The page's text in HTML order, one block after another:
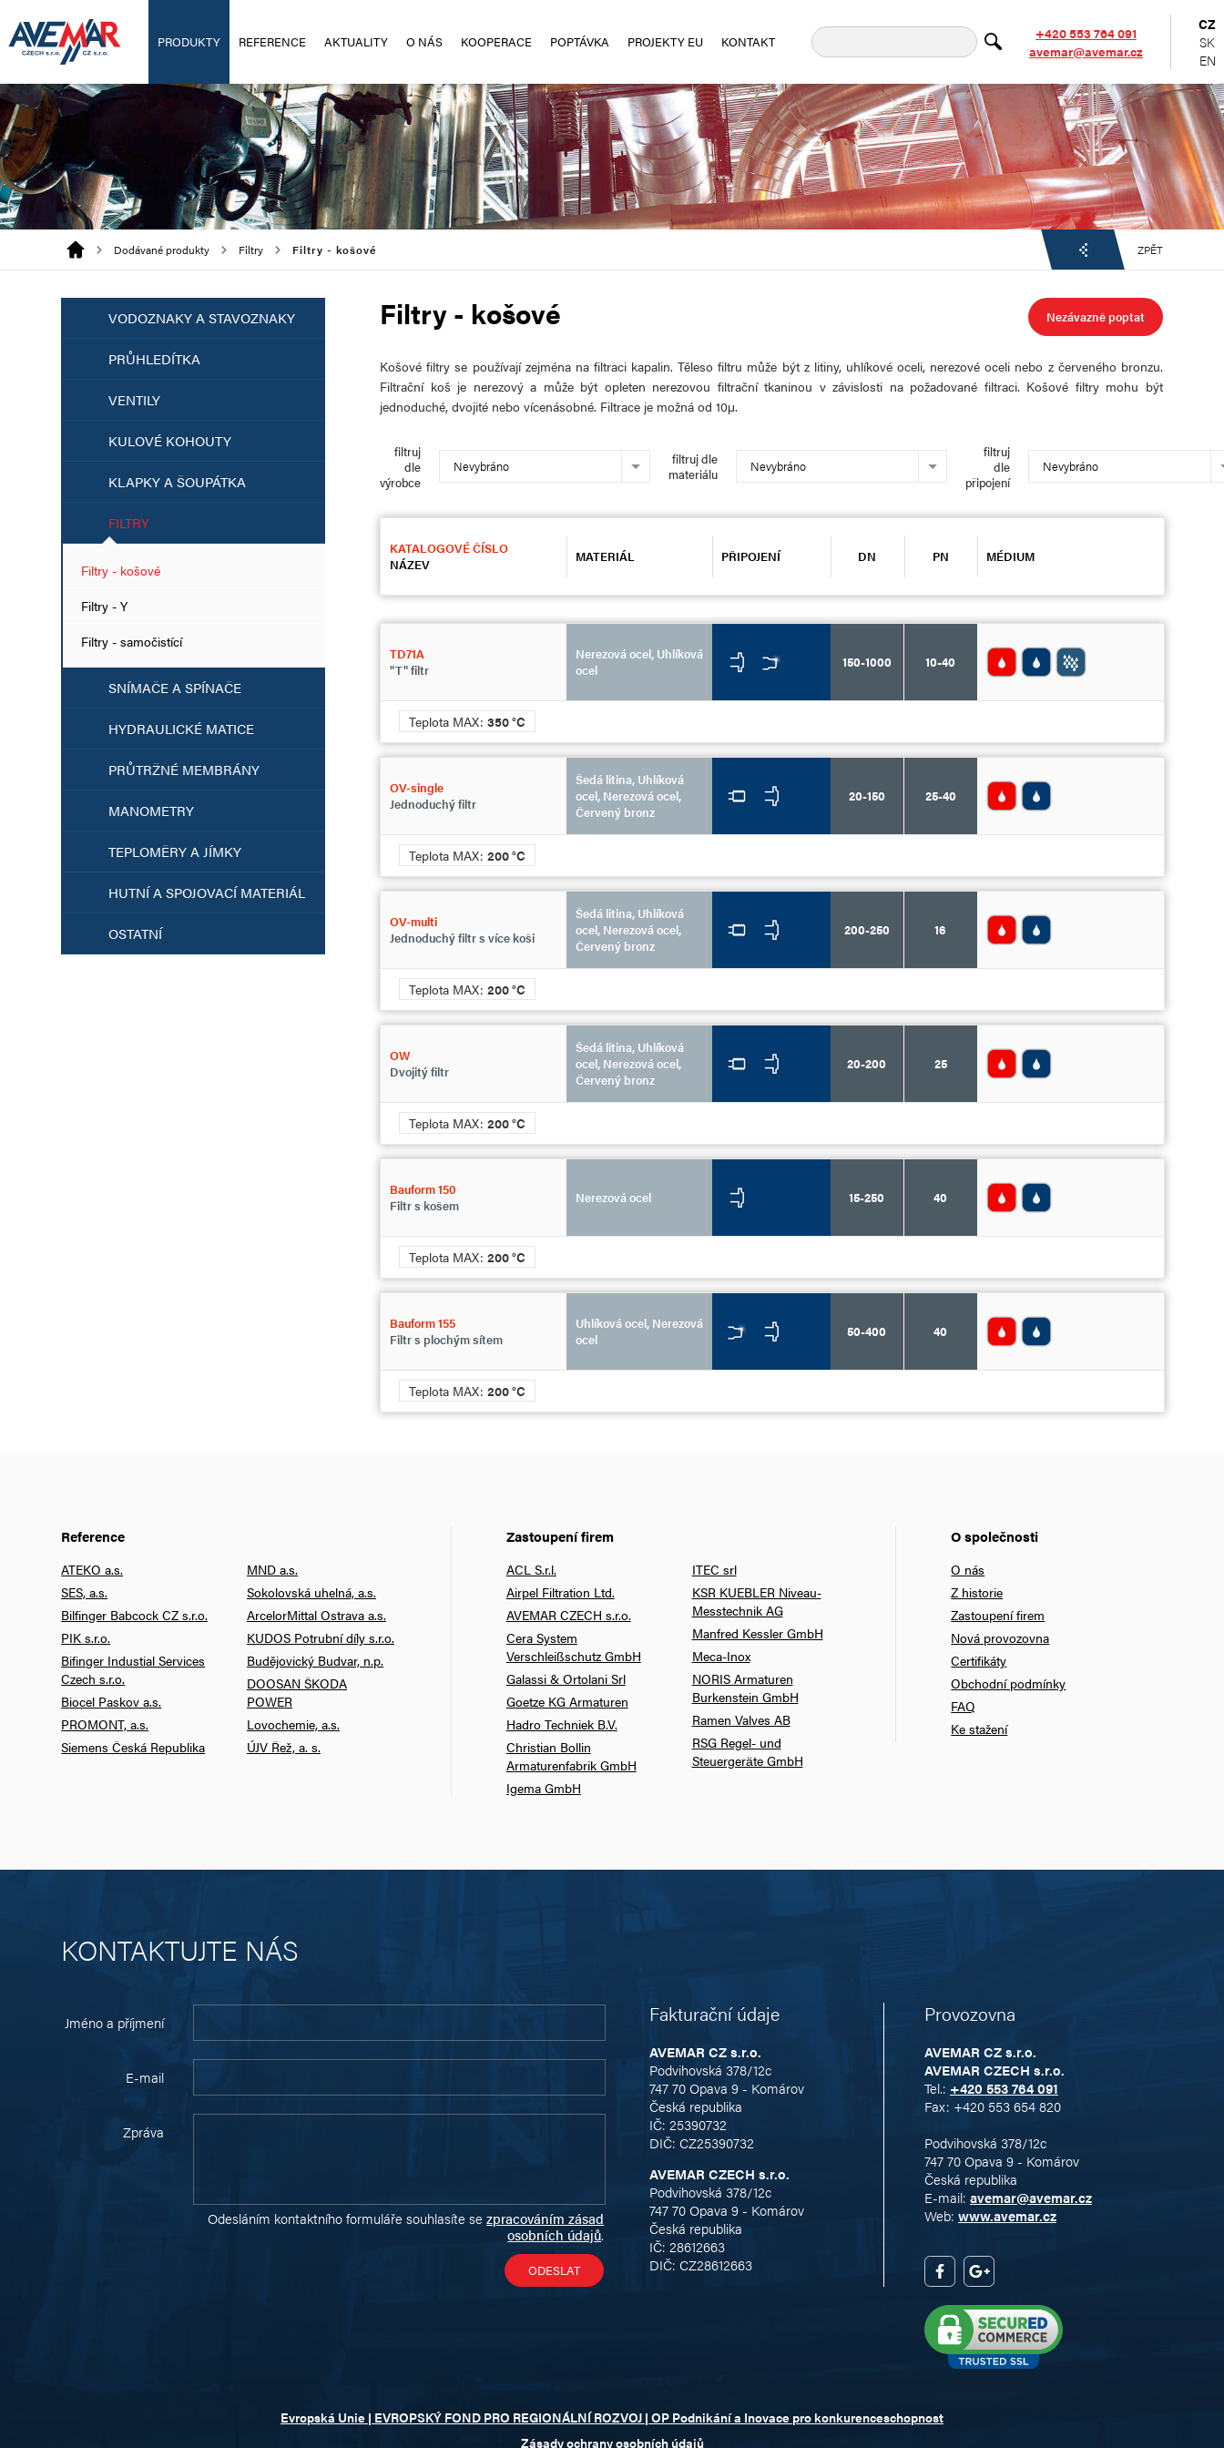
PRODUKTY REFERENCE AKTUALITY O NÁS KOOPERACE POPTÁVKA PROJEKTY EU KONTAKT
+420 553 764 091
avemar@avemar.cz
CZ
SK
EN
Dodávané produkty Filtry Filtry - košové ZPĚT
VODOZNAKY A STAVOZNAKY
PRŮHLEDÍTKA
VENTILY
KULOVÉ KOHOUTY
KLAPKY A ŠOUPÁTKA
FILTRY
Filtry - košové
Filtry - Y
Filtry - samočistící
SNÍMAČE A SPÍNAČE
HYDRAULICKÉ MATICE
PRŮTRŽNÉ MEMBRÁNY
MANOMETRY
TEPLOMĚRY A JÍMKY
HUTNÍ A SPOJOVACÍ MATERIÁL
OSTATNÍ
Filtry - košové
Košové filtry se používají zejména na filtraci kapalin. Těleso filtru může být z litiny, uhlíkové oceli, nerezové oceli nebo z červeného bronzu.
Filtrační koš je nerezový a může být opleten nerezovou filtrační tkaninou v závislosti na požadované filtraci. Košové filtry mohu být
jednoduché, dvojité nebo vícenásobné. Filtrace je možná od 10μ.
Nezávazně poptat
filtruj
dle
výrobce
Nevybráno
filtruj dle
materiálu
Nevybráno
filtruj
dle
připojení
Nevybráno
KATALOGOVÉ ČÍSLO
NÁZEV
MATERIÁL PŘIPOJENÍ DN PN MÉDIUM
TD71A
"T" filtr
Nerezová ocel, Uhlíková
ocel
150-1000 10-40
Teplota MAX:350 °C
OV-single
Jednoduchý filtr
Šedá litina, Uhlíková
ocel, Nerezová ocel,
Červený bronz
20-150 25-40
Teplota MAX:200 °C
OV-multi
Jednoduchý filtr s více koši
Šedá litina, Uhlíková
ocel, Nerezová ocel,
Červený bronz
200-250 16
Teplota MAX:200 °C
OW
Dvojitý filtr
Šedá litina, Uhlíková
ocel, Nerezová ocel,
Červený bronz
20-200 25
Teplota MAX:200 °C
Bauform 150
Filtr s košem
Nerezová ocel 15-250 40
Teplota MAX:200 °C
Bauform 155
Filtr s plochým sítem
Uhlíková ocel, Nerezová
ocel
50-400 40
Teplota MAX:200 °C
Reference
ATEKO a.s.
SES, a.s.
Bilfinger Babcock CZ s.r.o.
PIK s.r.o.
Bifinger Industial Services
Czech s.r.o.
Biocel Paskov a.s.
PROMONT, a.s.
Siemens Česká Republika
MND a.s.
Sokolovská uhelná, a.s.
ArcelorMittal Ostrava a.s.
KUDOS Potrubní díly s.r.o.
Budějovický Budvar, n.p.
DOOSAN ŠKODA
POWER
Lovochemie, a.s.
ÚJV Řež, a. s.
Zastoupení firem
ACL S.r.l.
Airpel Filtration Ltd.
AVEMAR CZECH s.r.o.
Cera System
Verschleißschutz GmbH
Galassi & Ortolani Srl
Goetze KG Armaturen
Hadro Techniek B.V.
Christian Bollin
Armaturenfabrik GmbH
Igema GmbH
ITEC srl
KSR KUEBLER Niveau-
Messtechnik AG
Manfred Kessler GmbH
Meca-Inox
NORIS Armaturen
Burkenstein GmbH
Ramen Valves AB
RSG Regel- und
Steuergeräte GmbH
O společnosti
O nás
Z historie
Zastoupení firem
Nová provozovna
Certifikáty
Obchodní podmínky
FAQ
Ke stažení
KONTAKTUJTE NÁS
Jméno a příjmení
E-mail
Zpráva
Odesláním kontaktního formuláře souhlasíte sezpracováním zásad
osobních údajů.
Fakturační údaje
AVEMAR CZ s.r.o.
Podvihovská 378/12c
747 70 Opava 9 - Komárov
Česká republika
IČ: 25390732
DIČ: CZ25390732
AVEMAR CZECH s.r.o.
Podvihovská 378/12c
747 70 Opava 9 - Komárov
Česká republika
IČ: 28612663
DIČ: CZ28612663
Provozovna
AVEMAR CZ s.r.o.
AVEMAR CZECH s.r.o.
Tel.: +420 553 764 091
Fax: +420 553 654 820
Podvihovská 378/12c
747 70 Opava 9 - Komárov
Česká republika
E-mail: avemar@avemar.cz
Web: www.avemar.cz
Evropská Unie | EVROPSKÝ FOND PRO REGIONÁLNÍ ROZVOJ | OP Podnikání a Inovace pro konkurenceschopnost
Zásady ochrany osobních údajů